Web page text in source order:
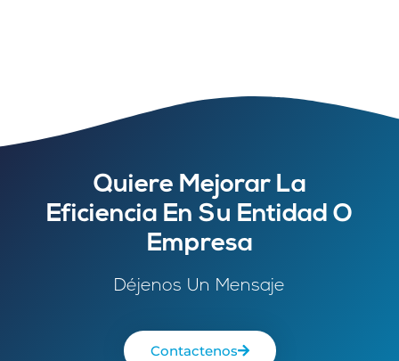
Quiere Mejorar La
Eficiencia En Su Entidad O
Empresa
Déjenos Un Mensaje
Contactenos